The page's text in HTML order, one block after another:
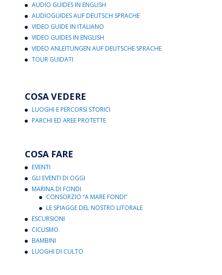
AUDIO GUIDES IN ENGLISH
AUDIOGUIDES AUF DEUTSCH SPRACHE
VIDEO GUIDE IN ITALIANO
VIDEO GUIDES IN ENGLISH
VIDEO ANLEITUNGEN AUF DEUTSCHE SPRACHE
TOUR GUIDATI
COSA VEDERE
LUOGHI E PERCORSI STORICI
PARCHI ED AREE PROTETTE
COSA FARE
EVENTI
GLI EVENTI DI OGGI
MARINA DI FONDI
CONSORZIO “A MARE FONDI”
LE SPIAGGE DEL NOSTRO LITORALE
ESCURSIONI
CICLISMO
BAMBINI
LUOGHI DI CULTO